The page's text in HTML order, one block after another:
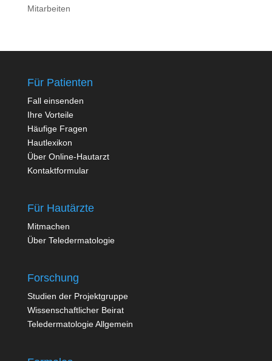
Mitarbeiten
Für Patienten
Fall einsenden
Ihre Vorteile
Häufige Fragen
Hautlexikon
Über Online-Hautarzt
Kontaktformular
Für Hautärzte
Mitmachen
Über Teledermatologie
Forschung
Studien der Projektgruppe
Wissenschaftlicher Beirat
Teledermatologie Allgemein